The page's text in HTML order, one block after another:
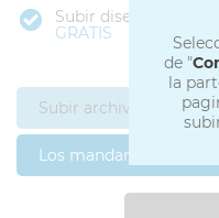
de "
la
Subir diseño
GRATIS
Subir archivos ahora
Los mandaré después